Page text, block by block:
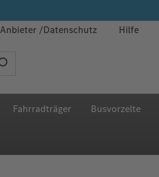
Anbieter Datenschutz Hilfe
Fahrradträger Busvorzelte